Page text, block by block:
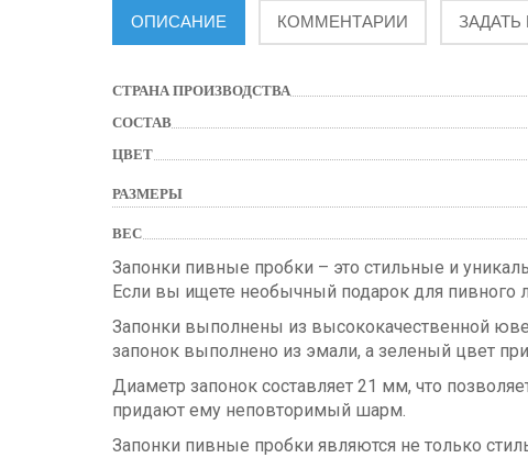
ОПИСАНИЕ КОММЕНТАРИИ
СТРАНА ПРОИЗВОДСТВА
СОСТАВ
ЦВЕТ
РАЗМЕРЫ
ВЕС
Запонки пивные пробки – это стильные и
Если вы ищете необычный подарок для пивного
Запонки выполнены из высококачественной
запонок выполнено из эмали, а зеленый цвет
Диаметр запонок составляет 21 мм, что
придают ему неповторимый шарм.
Запонки пивные пробки являются не только